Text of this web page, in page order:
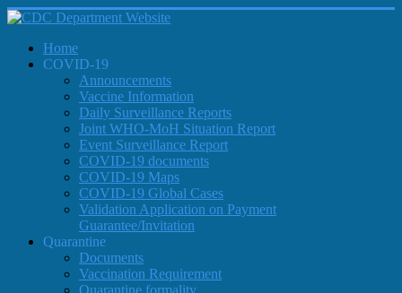
Home
COVID-19
Announcements
Vaccine Information
Daily Surveillance Reports
Joint WHO-MoH Situation Report
Event Surveillance Report
COVID-19 documents
COVID-19 Maps
COVID-19 Global Cases
Validation Application on Payment
Guarantee/Invitation
Quarantine
Documents
Vaccination Requirement
Quarantine formality